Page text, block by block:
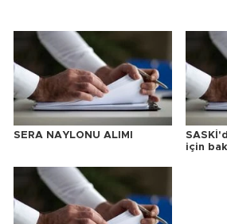
SERA NAYLONU ALIMI
için